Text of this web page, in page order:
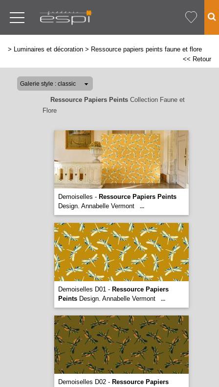
> Luminaires et décoration > Ressource papiers peints faune et flore
<< Retour
Ressource Papiers PeintsCollection Faune et
Flore
Demoiselles - Ressource Papiers Peints
Design. Annabelle Vermont
...
Demoiselles D01 - Ressource Papiers
PeintsDesign. Annabelle Vermont ...
Demoiselles D02 - Ressource Papiers